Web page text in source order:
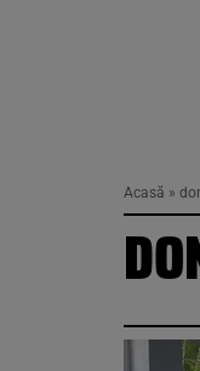
Acasă »